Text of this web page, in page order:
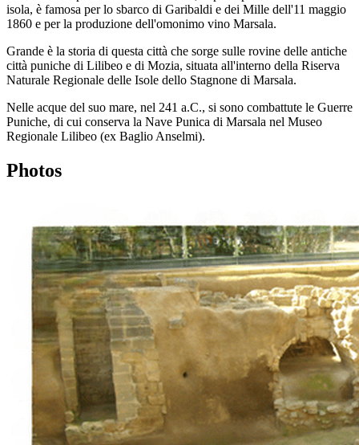
isola, è famosa per lo sbarco di Garibaldi e dei Mille dell'11 maggio
1860 e per la produzione dell'omonimo vino Marsala.
Grande è la storia di questa città che sorge sulle rovine delle antiche
città puniche di Lilibeo e di Mozia, situata all'interno della Riserva
Naturale Regionale delle Isole dello Stagnone di Marsala.
Nelle acque del suo mare, nel 241 a.C., si sono combattute le Guerre
Puniche, di cui conserva la Nave Punica di Marsala nel Museo
Regionale Lilibeo (ex Baglio Anselmi).
Photos